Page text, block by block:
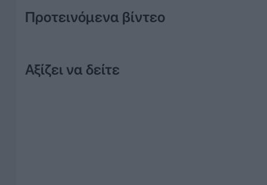
Προτεινόμενα βίντεο
Αξίζει να δείτε